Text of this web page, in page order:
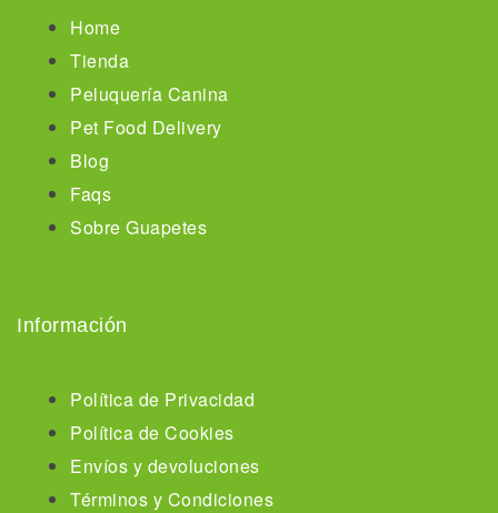
Home
Tienda
Peluquería Canina
Pet Food Delivery
Blog
Faqs
Sobre Guapetes
Información
Política de Privacidad
Política de Cookies
Envíos y devoluciones
Términos y Condiciones